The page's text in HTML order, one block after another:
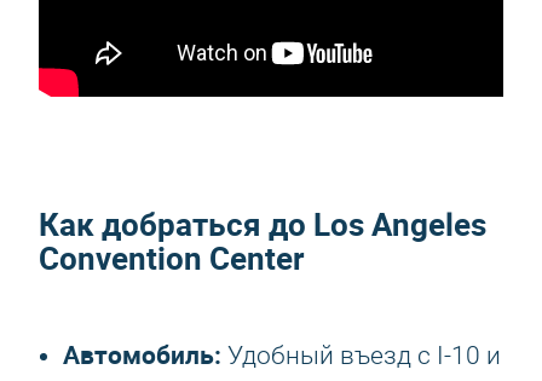
Как добраться до Los Angeles
Convention Center
Автомобиль: Удобный въезд с I-10 и